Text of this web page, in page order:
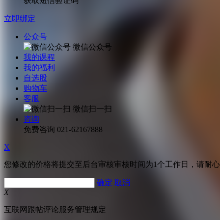
立即绑定
公众号
微信公众号
我的课程
我的福利
自选股
购物车
客服
微信扫一扫
咨询
免费咨询 021-62167888
X
您修改的价格将提交至后台审核审核时间为1个工作日，请耐
确定 取消
X
互联网跟帖评论服务管理规定